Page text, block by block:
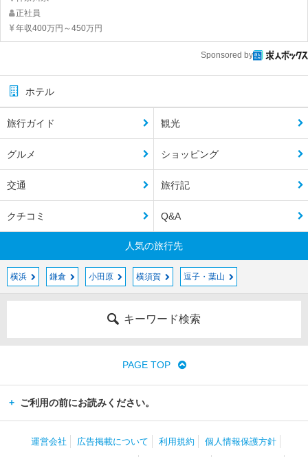
正社員
年収400万円～450万円
Sponsored by
ホテル
旅行ガイド 観光
グルメ ショッピング
交通 旅行記
クチコミ Q&A
人気の旅行先
横浜 鎌倉 小田原 横須賀 逗子・葉山
キーワード検索
PAGE TOP
ご利用の前にお読みください。
運営会社 広告掲載について 利用規約
個人情報保護方針